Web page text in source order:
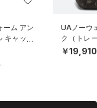
ーム アン
ャップ
/UNISE
UAノーウ
ク（トレ
X）
￥19,910